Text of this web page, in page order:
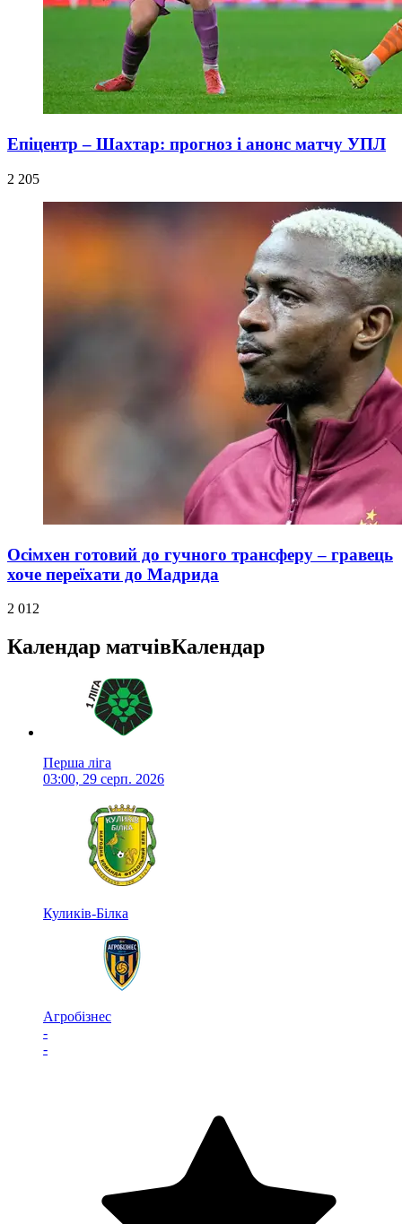
Епіцентр – Шахтар: прогноз і анонс матчу УПЛ
2 205
Осімхен готовий до гучного трансферу – гравець
хоче переїхати до Мадрида
2 012
Календар матчівКалендар
Перша ліга
03:00, 29 серп. 2026
Куликів-Білка
Агробізнес
-
-